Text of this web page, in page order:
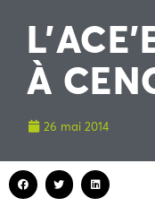
À
26 mai 2014